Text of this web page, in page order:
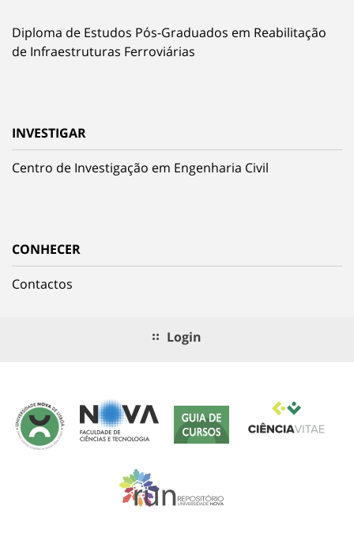
Diploma de Estudos Pós-Graduados em Reabilitação
de Infraestruturas Ferroviárias
INVESTIGAR
Centro de Investigação em Engenharia Civil
CONHECER
Contactos
Login